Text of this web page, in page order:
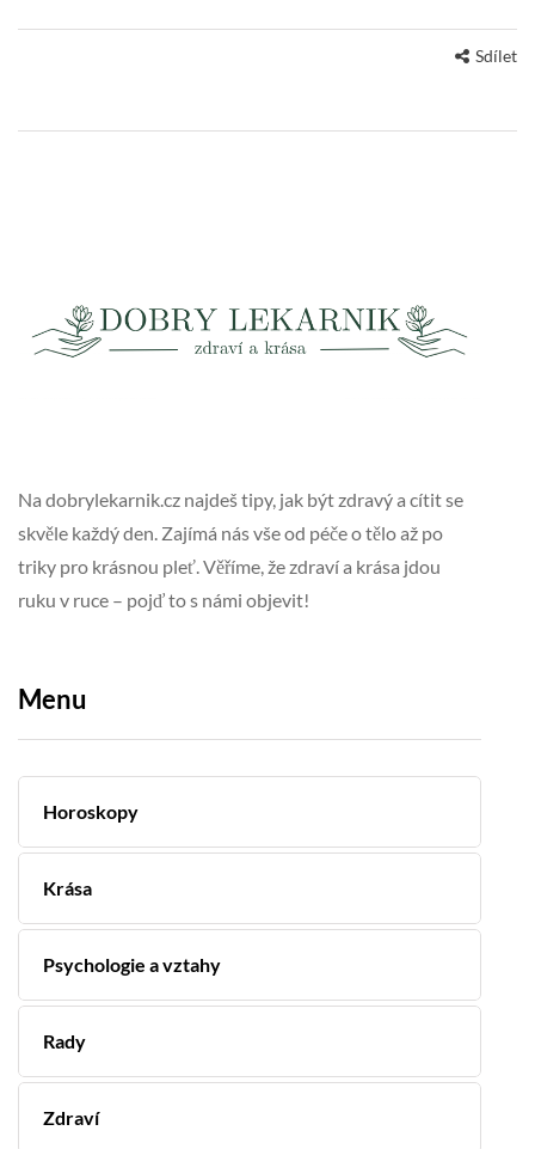
Sdílet
Na dobrylekarnik.cz najdeš tipy, jak být zdravý a cítit se
skvěle každý den. Zajímá nás vše od péče o tělo až po
triky pro krásnou pleť. Věříme, že zdraví a krása jdou
ruku v ruce – pojď to s námi objevit!
Menu
Horoskopy
Krása
Psychologie a vztahy
Rady
Zdraví